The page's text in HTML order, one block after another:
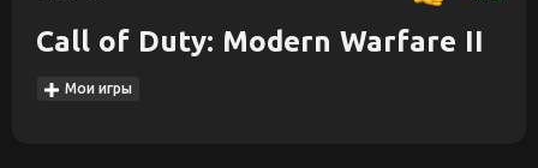
Call of Duty: Modern Warfare II
Мои игры